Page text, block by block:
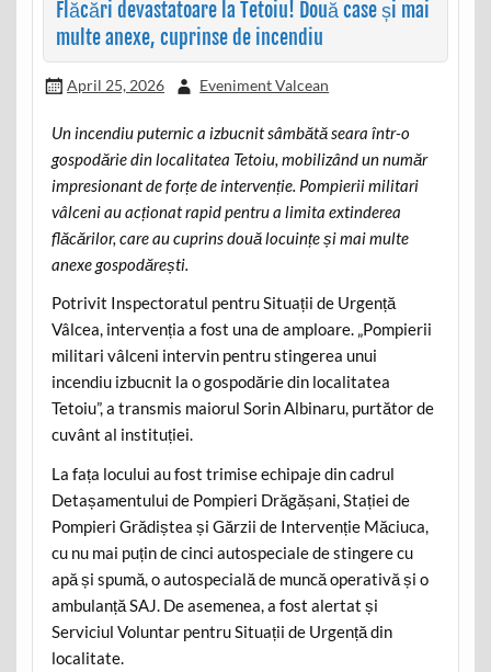
Flăcări devastatoare la Tetoiu! Două case și mai
multe anexe, cuprinse de incendiu
April 25, 2026 Eveniment Valcean
Un incendiu puternic a izbucnit sâmbătă seara într-o
gospodărie din localitatea Tetoiu, mobilizând un număr
impresionant de forțe de intervenție. Pompierii militari
vâlceni au acționat rapid pentru a limita extinderea
flăcărilor, care au cuprins două locuințe și mai multe
anexe gospodărești.
Potrivit Inspectoratul pentru Situații de Urgență
Vâlcea, intervenția a fost una de amploare. „Pompierii
militari vâlceni intervin pentru stingerea unui
incendiu izbucnit la o gospodărie din localitatea
Tetoiu”, a transmis maiorul Sorin Albinaru, purtător de
cuvânt al instituției.
La fața locului au fost trimise echipaje din cadrul
Detașamentului de Pompieri Drăgășani, Stației de
Pompieri Grădiștea și Gărzii de Intervenție Măciuca,
cu nu mai puțin de cinci autospeciale de stingere cu
apă și spumă, o autospecială de muncă operativă și o
ambulanță SAJ. De asemenea, a fost alertat și
Serviciul Voluntar pentru Situații de Urgență din
localitate.